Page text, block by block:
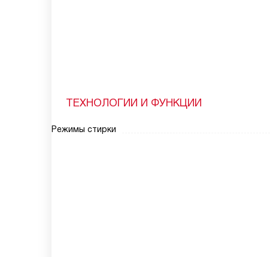
ТЕХНОЛОГИИ И ФУНКЦИИ
Режимы стирки